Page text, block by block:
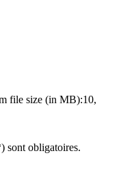
file size (in MB):10,
sont obligatoires.